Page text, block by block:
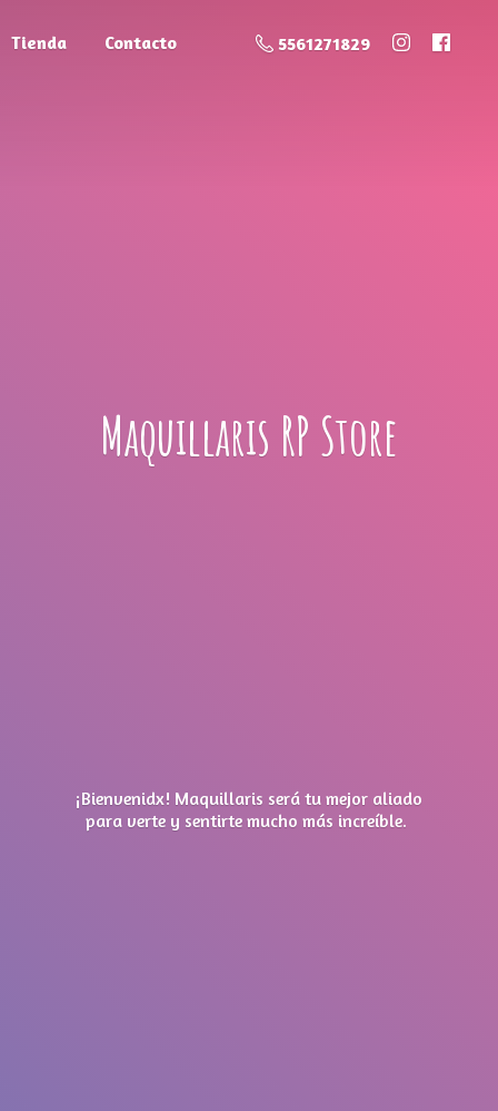
Tienda Contacto 5561271829
Maquillaris RP Store
¡Bienvenidx! Maquillaris será tu mejor aliado
para verte y sentirte mucho más increíble.